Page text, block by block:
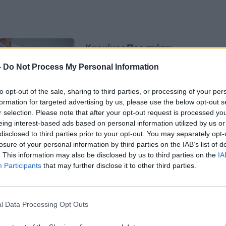
Do Not Process My Personal Information
opt-out of the sale, sharing to third parties, or processing of your
for targeted advertising by us, please use the below opt-out
selection. Please note that after your opt-out request is processed
interest-based ads based on personal information utilized by us
to third parties prior to your opt-out. You may separately
of your personal information by third parties on the IAB’s list of
This information may also be disclosed by us to third parties on the
Participants that may further disclose it to other third parties.
Data Processing Opt Outs
Καρκίνος Προστάτη:
Νέα Ελάχιστα
Θεραπεία με NanoKnife
χώρες (π.χ. Σουηδία, Ολλανδία